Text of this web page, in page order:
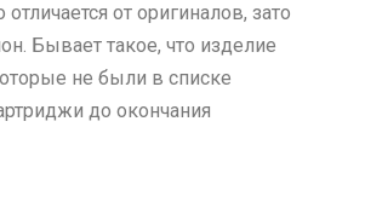
от оригиналов, зато
Бывает такое, что изделие
не были в списке
до окончания